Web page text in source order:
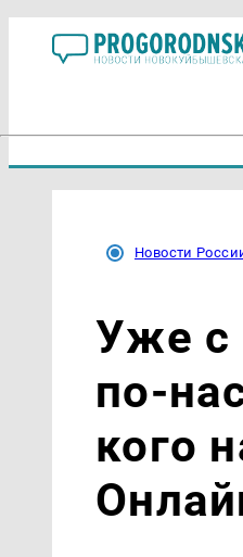
Новости
Уже с
по-
кого